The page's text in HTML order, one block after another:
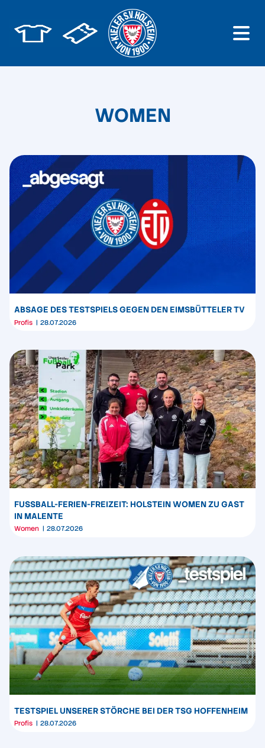
WOMEN
ABSAGE DES TESTSPIELS GEGEN DEN EIMSBÜTTELER TV
Profis 28.07.2026
FUSSBALL-FERIEN-FREIZEIT: HOLSTEIN WOMEN ZU GAST I
N MALENTE
Women 28.07.2026
TESTSPIEL UNSERER STÖRCHE BEI DER TSG HOFFENHEIM
Profis 28.07.2026